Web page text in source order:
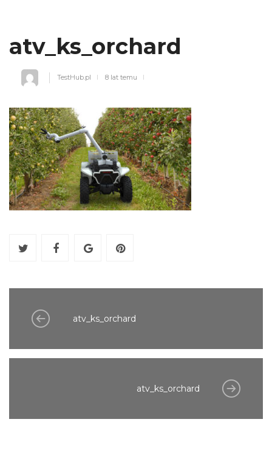
atv_ks_orchard
TestHub.pl 8 lat temu
atv_ks_orchard
atv_ks_orchard